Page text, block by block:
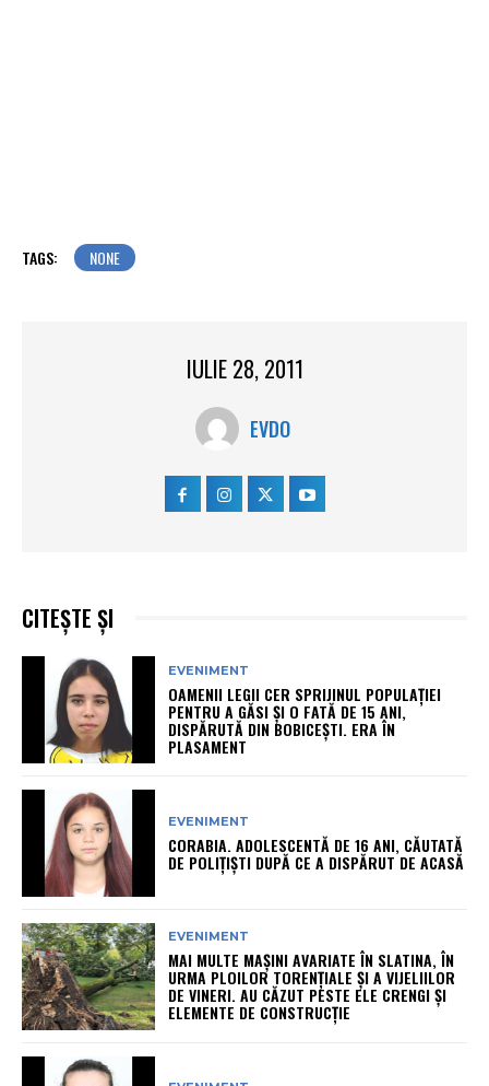
TAGS: NONE
IULIE 28, 2011
EVDO
CITEȘTE ȘI
EVENIMENT
OAMENII LEGII CER SPRIJINUL POPULAȚIEI
PENTRU A GĂSI ȘI O FATĂ DE 15 ANI,
DISPĂRUTĂ DIN BOBICEȘTI. ERA ÎN
PLASAMENT
EVENIMENT
CORABIA. ADOLESCENTĂ DE 16 ANI, CĂUTATĂ
DE POLIȚIȘTI DUPĂ CE A DISPĂRUT DE ACASĂ
EVENIMENT
MAI MULTE MAȘINI AVARIATE ÎN SLATINA, ÎN
URMA PLOILOR TORENȚIALE ȘI A VIJELIILOR
DE VINERI. AU CĂZUT PESTE ELE CRENGI ȘI
ELEMENTE DE CONSTRUCȚIE